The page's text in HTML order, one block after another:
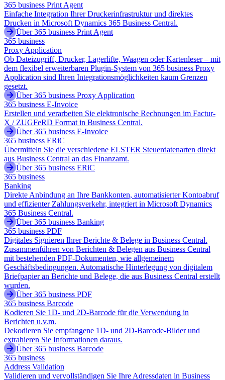
365 business Print Agent
Einfache Integration Ihrer Druckerinfrastruktur und direktes
Drucken in Microsoft Dynamics 365 Business Central.
Über 365 business Print Agent
365 business
Proxy Application
Ob Dateizugriff, Drucker, Lagerlifte, Waagen oder Kartenleser – mit
dem flexibel erweiterbaren Plugin-System von 365 business Proxy
Application sind Ihren Integrationsmöglichkeiten kaum Grenzen
gesetzt.
Über 365 business Proxy Application
365 business E-Invoice
Erstellen und verarbeiten Sie elektronische Rechnungen im Factur-
X / ZUGFeRD Format in Business Central.
Über 365 business E-Invoice
365 business ERiC
Übermitteln Sie die verschiedene ELSTER Steuerdatenarten direkt
aus Business Central an das Finanzamt.
Über 365 business ERiC
365 business
Banking
Direkte Anbindung an Ihre Bankkonten, automatisierter Kontoabruf
und effizienter Zahlungsverkehr, integriert in Microsoft Dynamics
365 Business Central.
Über 365 business Banking
365 business PDF
Digitales Signieren Ihrer Berichte & Belege in Business Central.
Zusammenführen von Berichten & Belegen aus Business Central
mit bestehenden PDF-Dokumenten, wie allgemeinem
Geschäftsbedingungen. Automatische Hinterlegung von digitalem
Briefpapier an Berichte und Belege, die aus Business Central erstellt
wurden.
Über 365 business PDF
365 business Barcode
Kodieren Sie 1D- und 2D-Barcode für die Verwendung in
Berichten u.v.m.
Dekodieren Sie empfangene 1D- und 2D-Barcode-Bilder und
extrahieren Sie Informationen daraus.
Über 365 business Barcode
365 business
Address Validation
Validieren und vervollständigen Sie Ihre Adressdaten in Business